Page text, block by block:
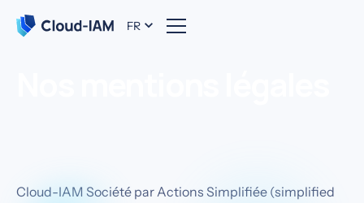
FR
Cloud-IAM Société par Actions Simplifiée (simplified